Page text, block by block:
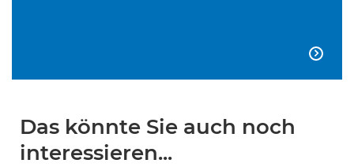

Das könnte Sie auch noch
interessieren...